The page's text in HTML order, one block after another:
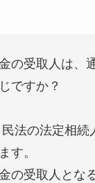
の受取人は、
ですか？
法の法定相続
す。
の受取人とな